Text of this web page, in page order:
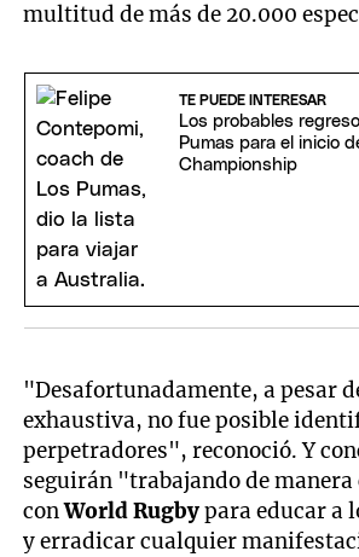
multitud de más de 20.000
TE PUEDE INTERESAR
Los probables
Pumas para el inicio
Championship
"Desafortunadamente, a pesar
exhaustiva, no fue posible
perpetradores", reconoció. Y
seguirán "trabajando de
conWorld Rugbypara educar a
y erradicar cualquier